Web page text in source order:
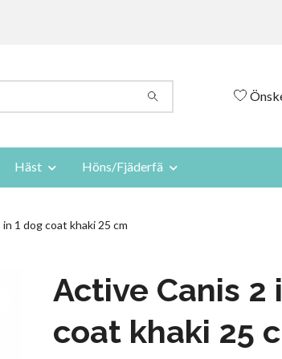
Häst Höns/Fjäderfä
1 dog coat khaki 25 cm
Active Canis 2
coat khaki 25